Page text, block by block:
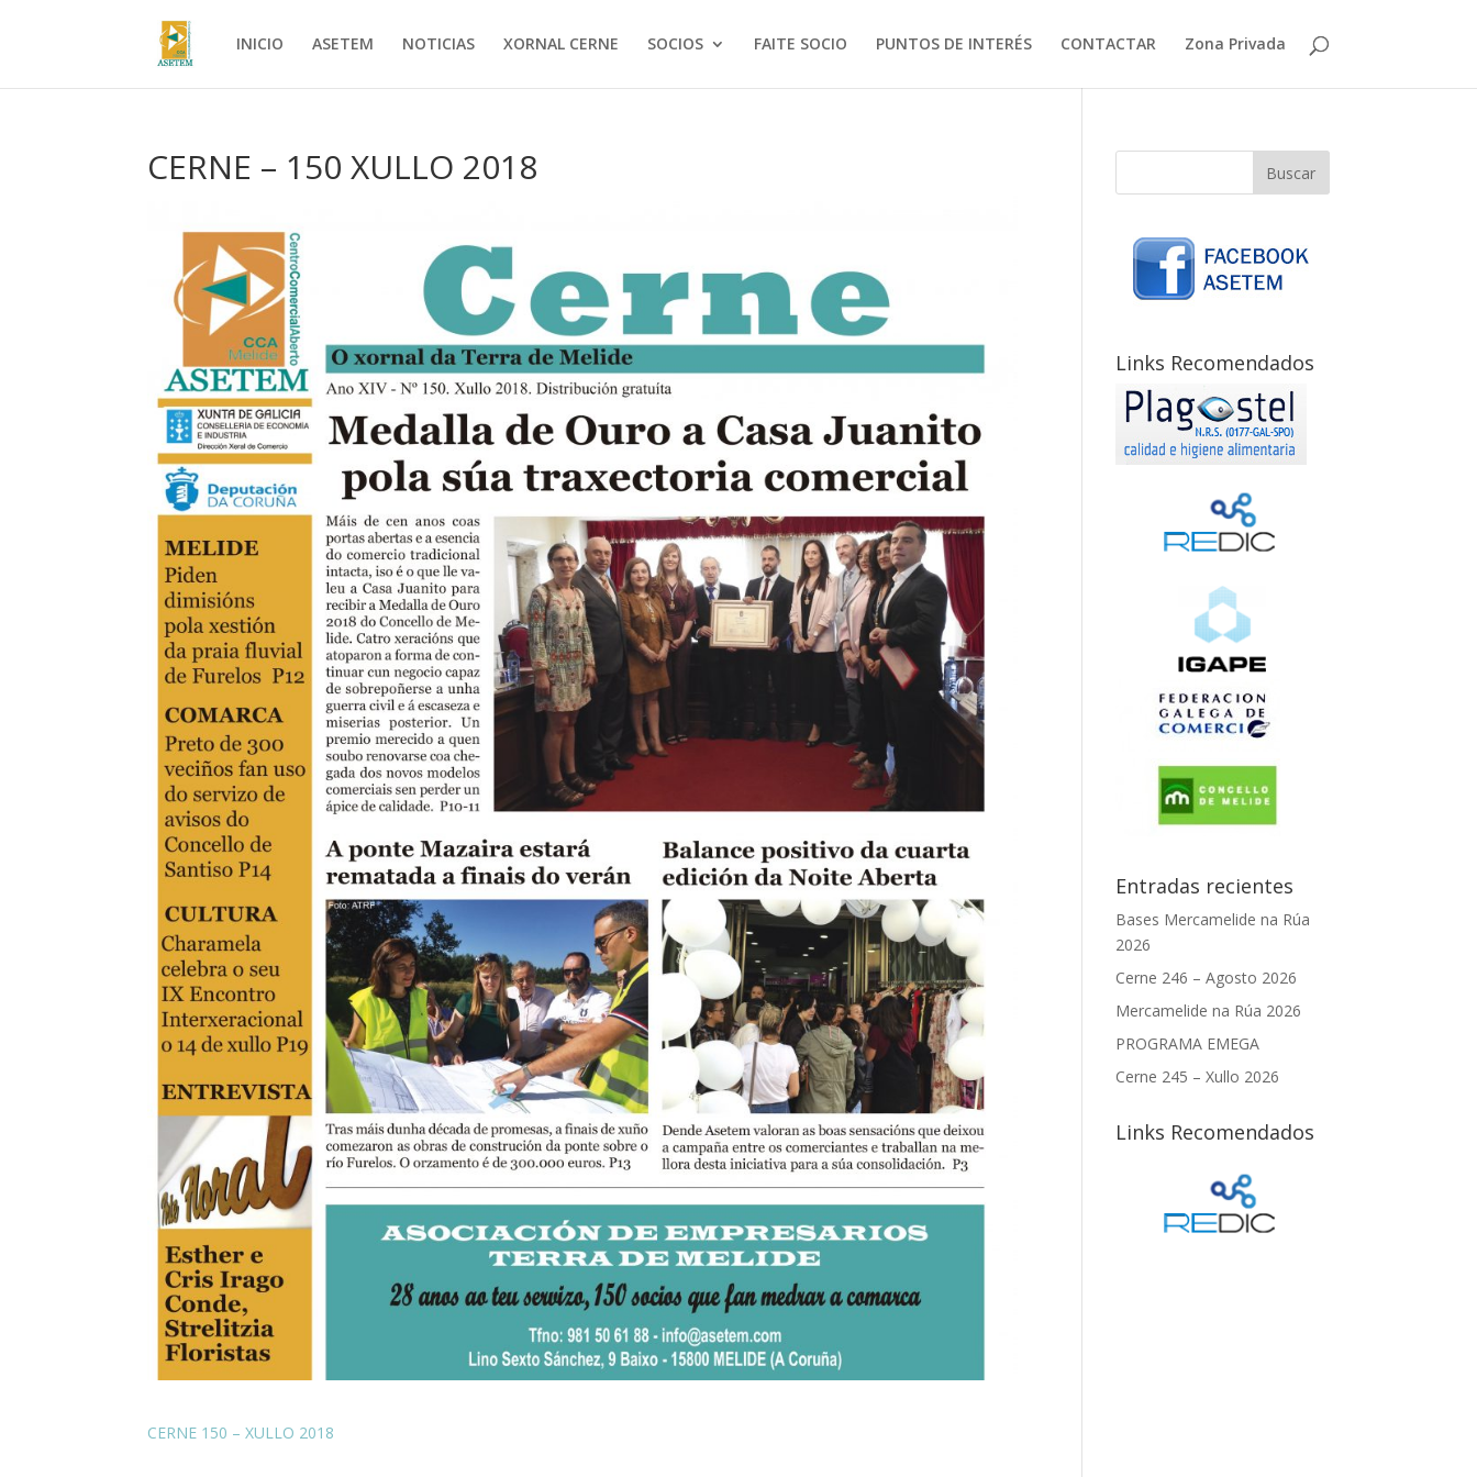
INICIO ASETEM NOTICIAS XORNAL CERNE SOCIOS FAITE SOCIO PUNTOS DE INTERÉS CONTACTAR Zona Privada
CERNE – 150 XULLO 2018
CERNE 150 – XULLO 2018
Links Recomendados
Entradas recientes
Bases Mercamelide na Rúa
2026
Cerne 246 – Agosto 2026
Mercamelide na Rúa 2026
PROGRAMA EMEGA
Cerne 245 – Xullo 2026
Links Recomendados